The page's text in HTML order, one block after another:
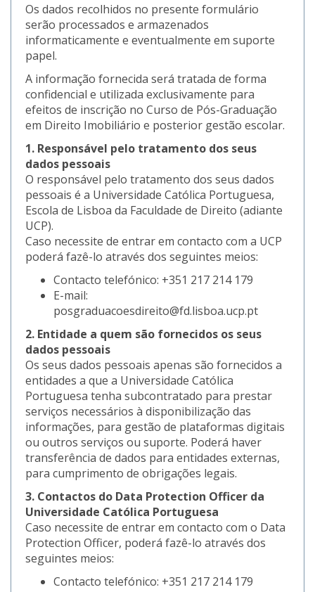
Os dados recolhidos no presente formulário
serão processados e armazenados
informaticamente e eventualmente em suporte
papel.
A informação fornecida será tratada de forma
confidencial e utilizada exclusivamente para
efeitos de inscrição no Curso de Pós-Graduação
em Direito Imobiliário e posterior gestão escolar.
1. Responsável pelo tratamento dos seus
dados pessoais
O responsável pelo tratamento dos seus dados
pessoais é a Universidade Católica Portuguesa,
Escola de Lisboa da Faculdade de Direito (adiante
UCP).
Caso necessite de entrar em contacto com a UCP
poderá fazê-lo através dos seguintes meios:
Contacto telefónico: +351 217 214 179
E-mail:
posgraduacoesdireito@fd.lisboa.ucp.pt
2. Entidade a quem são fornecidos os seus
dados pessoais
Os seus dados pessoais apenas são fornecidos a
entidades a que a Universidade Católica
Portuguesa tenha subcontratado para prestar
serviços necessários à disponibilização das
informações, para gestão de plataformas digitais
ou outros serviços ou suporte. Poderá haver
transferência de dados para entidades externas,
para cumprimento de obrigações legais.
3. Contactos do Data Protection Officer da
Universidade Católica Portuguesa
Caso necessite de entrar em contacto com o Data
Protection Officer, poderá fazê-lo através dos
seguintes meios:
Contacto telefónico: +351 217 214 179